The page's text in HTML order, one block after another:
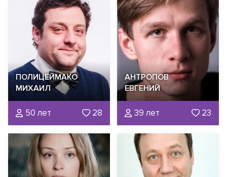
ПОЛИЦЕЙМАКО
МИХАИЛ
50 лет 28
АНТРОПОВ
ЕВГЕНИЙ
39 лет 23